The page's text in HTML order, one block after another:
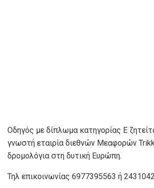
Οδηγός με δίπλωμα κατηγορίας Ε
γνωστή εταιρία διεθνών Μεαφορών
δρομολόγια στη δυτική Ευρώπη.
Τηλ επικοινωνίας 6977395563 ή